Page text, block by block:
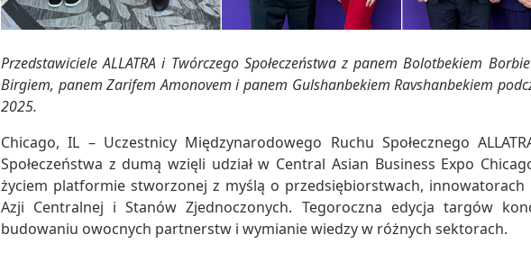
Przedstawiciele ALLATRA i Twórczego Społeczeństwa z panem Bolotbekiem
Birgiem, panem Zarifem Amonovem i panem Gulshanbekiem Ravshanbekiem
2025.
Chicago, IL – Uczestnicy Międzynarodowego Ruchu Społecznego
Społeczeństwa z dumą wzięli udział w Central Asian Business Expo
życiem platformie stworzonej z myślą o przedsiębiorstwach, innowatorach
Azji Centralnej i Stanów Zjednoczonych. Tegoroczna edycja targów
budowaniu owocnych partnerstw i wymianie wiedzy w różnych sektorach.